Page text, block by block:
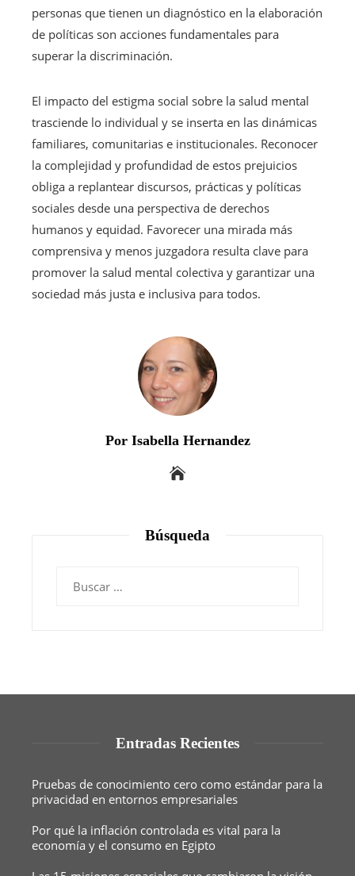
personas que tienen un diagnóstico en la elaboración
de políticas son acciones fundamentales para
superar la discriminación.
El impacto del estigma social sobre la salud mental
trasciende lo individual y se inserta en las dinámicas
familiares, comunitarias e institucionales. Reconocer
la complejidad y profundidad de estos prejuicios
obliga a replantear discursos, prácticas y políticas
sociales desde una perspectiva de derechos
humanos y equidad. Favorecer una mirada más
comprensiva y menos juzgadora resulta clave para
promover la salud mental colectiva y garantizar una
sociedad más justa e inclusiva para todos.
Por Isabella Hernandez
Búsqueda
Entradas Recientes
Pruebas de conocimiento cero como estándar para la
privacidad en entornos empresariales
Por qué la inflación controlada es vital para la
economía y el consumo en Egipto